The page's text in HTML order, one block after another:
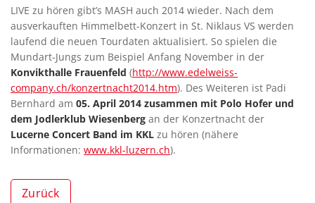
LIVE zu hören gibt’s MASH auch 2014 wieder. Nach dem
ausverkauften Himmelbett-Konzert in St. Niklaus VS werden
laufend die neuen Tourdaten aktualisiert. So spielen die
Mundart-Jungs zum Beispiel Anfang November in der
Konvikthalle Frauenfeld (http://www.edelweiss-
company.ch/konzertnacht2014.htm). Des Weiteren ist Padi
Bernhard am 05. April 2014 zusammen mit Polo Hofer und
dem Jodlerklub Wiesenberg an der Konzertnacht der
Lucerne Concert Band im KKL zu hören (nähere
Informationen: www.kkl-luzern.ch).
Zurück